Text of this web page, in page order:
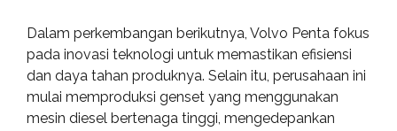
Dalam perkembangan berikutnya, Volvo Penta fokus
pada inovasi teknologi untuk memastikan efisiensi
dan daya tahan produknya. Selain itu, perusahaan ini
mulai memproduksi genset yang menggunakan
mesin diesel bertenaga tinggi, mengedepankan